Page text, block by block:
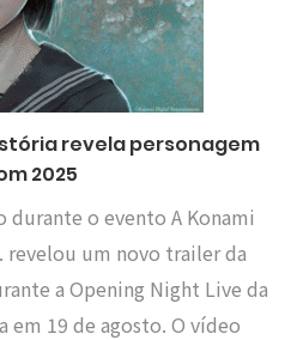
revela personagem
2025
durante o evento A Konami
um novo trailer da
a Opening Night Live da
em 19 de agosto. O vídeo